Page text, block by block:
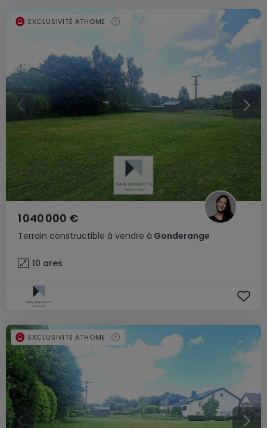
Terrain constructible à vendre à Gonderange
1 040 000 €
10 ares
EXCLUSIVITÉ ATHOME
EXCLUSIVITÉ ATHOME